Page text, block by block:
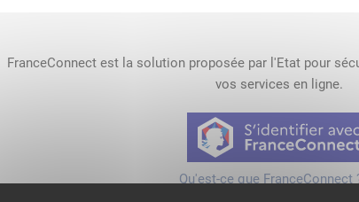
FranceConnect est la solution proposée par l'Etat pour
vos services en ligne.
Qu'est-ce que FranceConnect